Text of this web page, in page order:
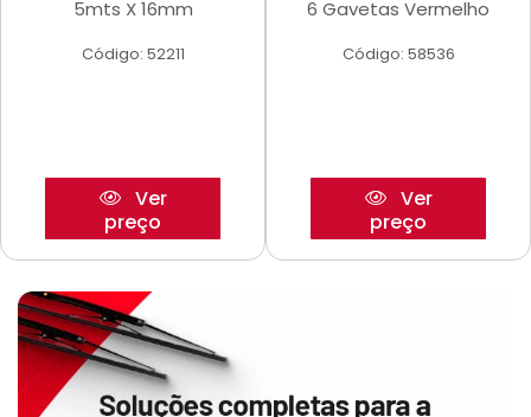
5mts X 16mm
Código: 52211
Ver
preço
6 Gavetas Vermelho
Código: 58536
Ver
preço